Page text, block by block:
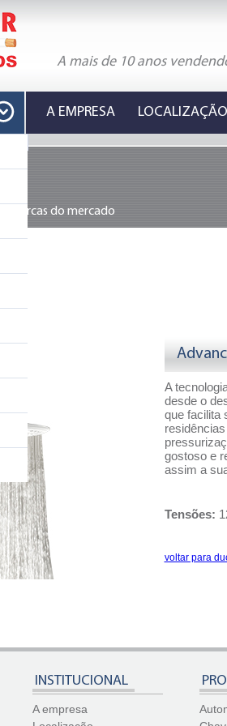
A mais de 10 anos
A EMPRESA LOCALIZAÇÃO
marcas do mercado
A
desde o
que facilita
gostoso e
assim a
Tensões:
voltar para
INSTITUCIONAL
A empresa